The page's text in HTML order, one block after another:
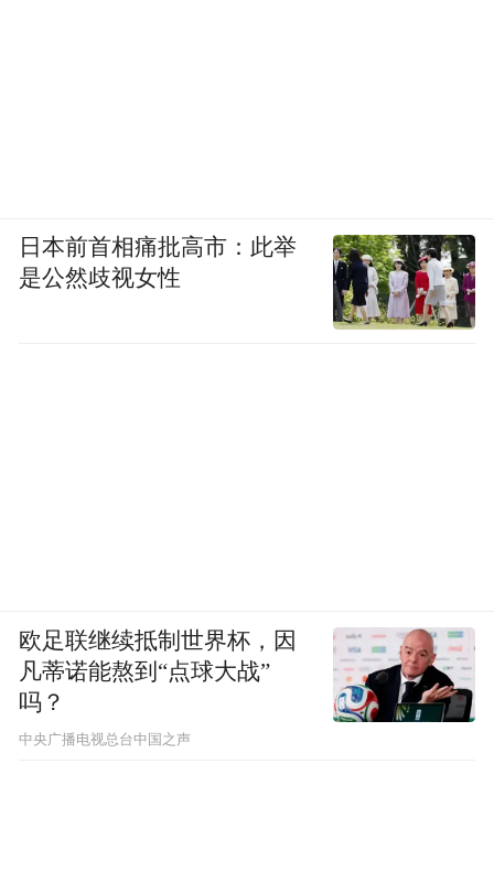
日本前首相痛批高市：此举
是公然歧视女性
欧足联继续抵制世界杯，因
凡蒂诺能熬到“点球大战”
吗？
中央广播电视总台中国之声